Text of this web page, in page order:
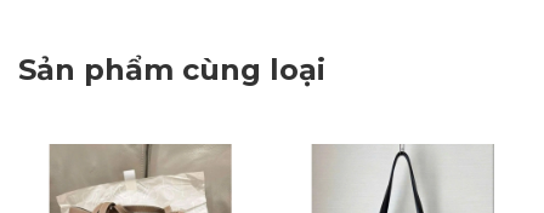
Sản phẩm cùng loại